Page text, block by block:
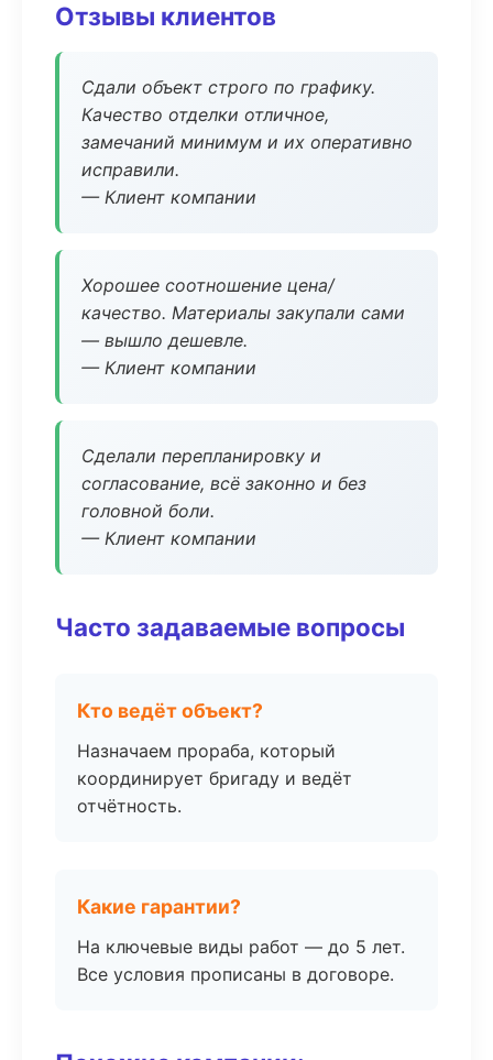
Отзывы клиентов
Сдали объект строго по графику.
Качество отделки отличное,
замечаний минимум и их оперативно
исправили.
— Клиент компании
Хорошее соотношение цена/
качество. Материалы закупали сами
— вышло дешевле.
— Клиент компании
Сделали перепланировку и
согласование, всё законно и без
головной боли.
— Клиент компании
Часто задаваемые вопросы
Кто ведёт объект?
Назначаем прораба, который
координирует бригаду и ведёт
отчётность.
Какие гарантии?
На ключевые виды работ — до 5 лет.
Все условия прописаны в договоре.